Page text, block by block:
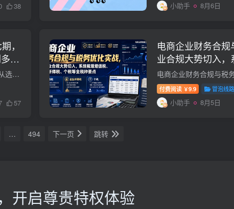
38 小助手 8月6日
，
渠
小红书虚拟产品14天实战变现营第七期，打通从选品、原创产品、内容引流到多渠道成交全链路 课程介绍 适合想依托小红书做轻资产虚拟产品、搭建个人变现赛道的普通人。整套体系以AI为核心生产力，...
57
电商企业财务合
业合规大势切入
所得税、个税等全
付费阅读 ￥9.9 冒泡线
小助手 8月5日
… 494 下一页 跳转
开启尊贵特权体验